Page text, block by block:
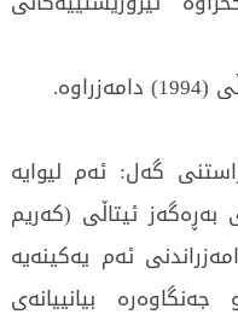
گەل: ئەم لیوایە
بەڕەگەز ئیتاڵی (کەریم
ئەم یەکینەیە
بیانییانەی